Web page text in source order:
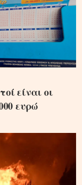
είναι οι
ευρώ